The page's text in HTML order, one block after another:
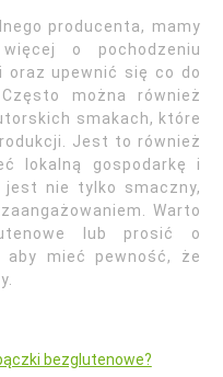
producenta, mamy
o pochodzeniu
oraz upewnić się co do
można również
smakach, które
Jest to również
lokalną gospodarkę i
nie tylko smaczny,
Warto
lub prosić o
aby mieć pewność, że
bezglutenowe?